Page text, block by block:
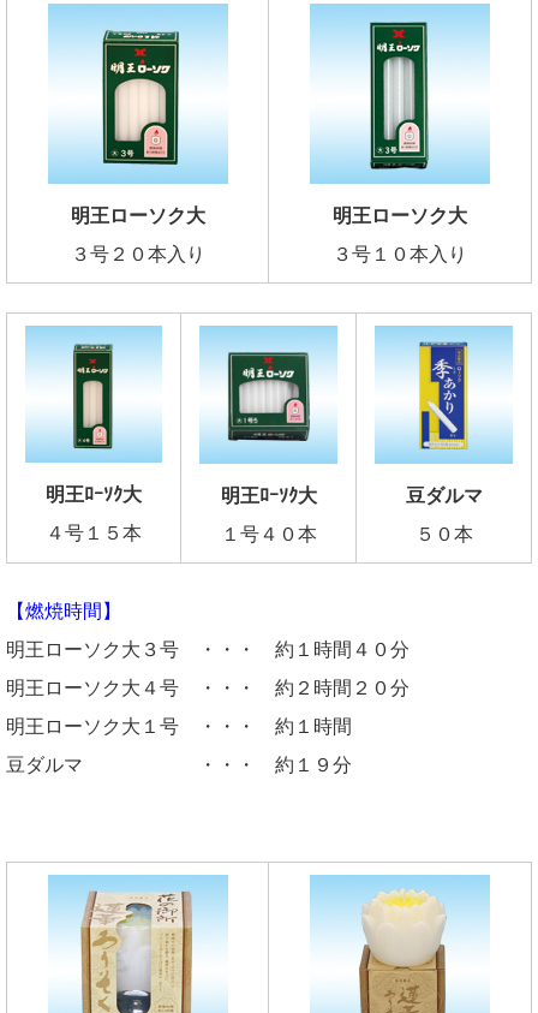
明王ローソク大
３号２０本入り
明王ローソク大
３号１０本入り
明王ﾛｰｿｸ大
４号１５本
明王ﾛｰｿｸ大
１号４０本
豆ダルマ
５０本
【燃焼時間】
明王ローソク大３号 ・・・ 約１時間４０分
明王ローソク大４号 ・・・ 約２時間２０分
明王ローソク大１号 ・・・ 約１時間
豆ダルマ ・・・ 約１９分